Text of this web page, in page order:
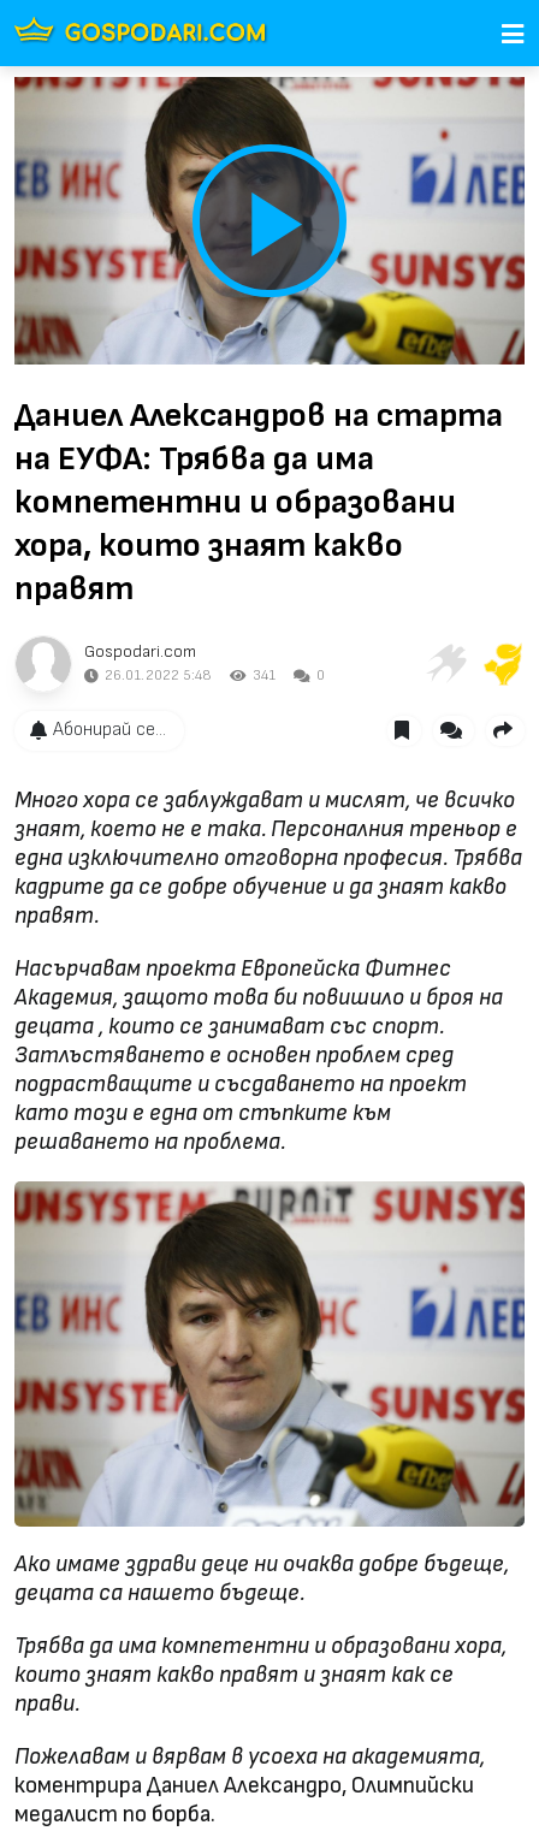
Play
Video
Даниел Александров на старта
на ЕУФА: Трябва да има
компетентни и образовани
хора, които знаят какво
правят
Gospodari.com
26.01.2022 5:48 341 0
Абонирай се...
Много хора се заблуждават и мислят, че всичко
знаят, което не е така. Персоналния треньор е
една изключително отговорна професия. Трябва
кадрите да се добре обучение и да знаят какво
правят.
Насърчавам проекта Европейска Фитнес
Академия, защото това би повишило и броя на
децата , които се занимават със спорт.
Затлъстяването е основен проблем сред
подрастващите и съсдаването на проект
като този е една от стъпките към
решаването на проблема.
Ако имаме здрави деце ни очаква добре бъдеще,
децата са нашето бъдеще.
Трябва да има компетентни и образовани хора,
които знаят какво правят и знаят как се
прави.
Пожелавам и вярвам в усоеха на академията,
коментрира Даниел Александро, Олимпийски
медалист по борба.